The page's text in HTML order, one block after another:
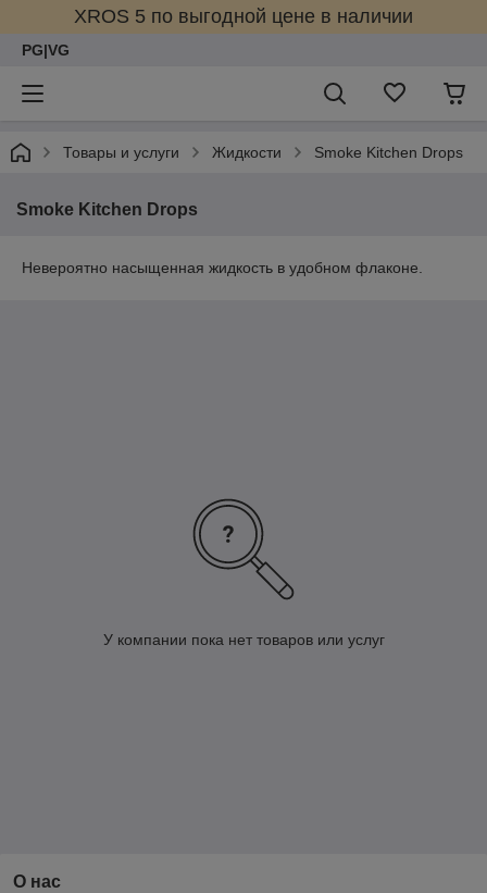
XROS 5 по выгодной цене в наличии
PG|VG
Товары и услуги Жидкости Smoke Kitchen Drops
Smoke Kitchen Drops
Невероятно насыщенная жидкость в удобном флаконе.
У компании пока нет товаров или услуг
О нас